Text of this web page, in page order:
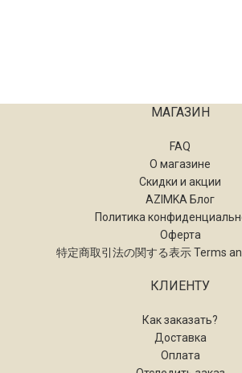
МАГАЗИН
FAQ
О магазине
Скидки и акции
AZIMKA Блог
Политика
Оферта
特定商取引法の関する表示 Terms
КЛИЕНТУ
Как заказать?
Доставка
Оплата